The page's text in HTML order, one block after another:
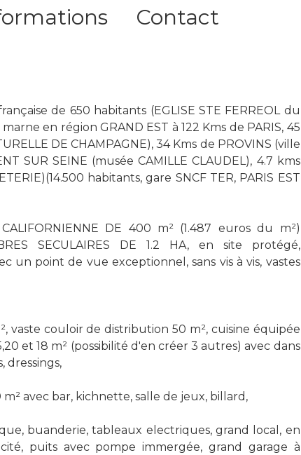
Contact
de 650 habitants (EGLISE STE FERREOL du
en région GRAND EST à 122 Kms de PARIS, 45
DE CHAMPAGNE), 34 Kms de PROVINS (ville
SUR SEINE (musée CAMILLE CLAUDEL), 4.7 kms
habitants, gare SNCF TER, PARIS EST
DE 400 m² (1.487 euros du m²)
SECULAIRES DE 1.2 HA, en site protégé,
un point de vue exceptionnel, sans vis à vis, vastes
vaste couloir de distribution 50 m², cuisine équipée
et 18 m² (possibilité d'en créer 3 autres) avec dans
dressings,
avec bar, kichnette, salle de jeux, billard,
buanderie, tableaux electriques, grand local, en
puits avec pompe immergée, grand garage à